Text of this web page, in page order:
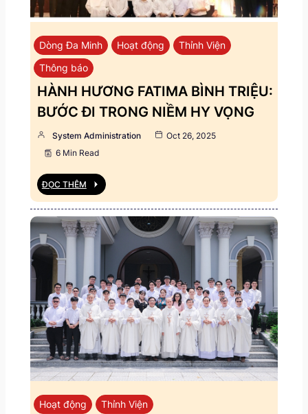
Dòng Đa Minh Hoạt động
Thỉnh Viện
Thông báo
HÀNH HƯƠNG FATIMA BÌNH TRIỆU:
BƯỚC ĐI TRONG NIỀM HY VỌNG
System Administration
Oct 26, 2025
6 Min Read
ĐỌC THÊM
Hoạt động Thỉnh Viện